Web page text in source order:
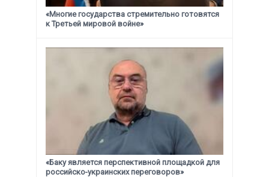
«Многие государства стремительно готовятся
к Третьей мировой войне»
«Баку является перспективной площадкой для
российско-украинских переговоров»